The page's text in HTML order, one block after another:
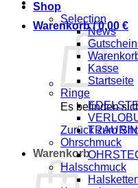
Warenkorb /0,00 €
Es befinden
Zurück zum
Warenkorb
Shop
Selection
News
Kasse
Startseite
Ringe
Ohrschmuck
Halsschmuck